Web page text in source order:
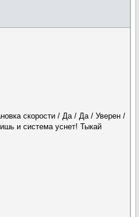
скорости / Да / Да / Уверен /
и система уснет! Тыкай